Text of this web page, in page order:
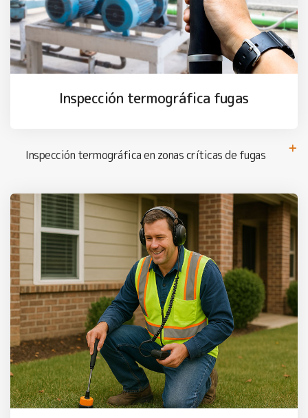
Inspección termográfica fugas
Inspección termográfica en zonas críticas de fugas